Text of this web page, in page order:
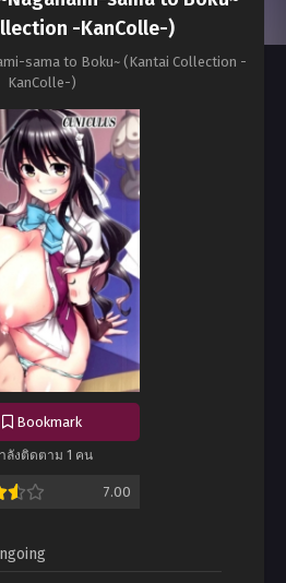
-KanColle-)
sama to Boku~ (Kantai Collection -
KanColle-)
Bookmark
ลังติดตาม 1 คน
7.00